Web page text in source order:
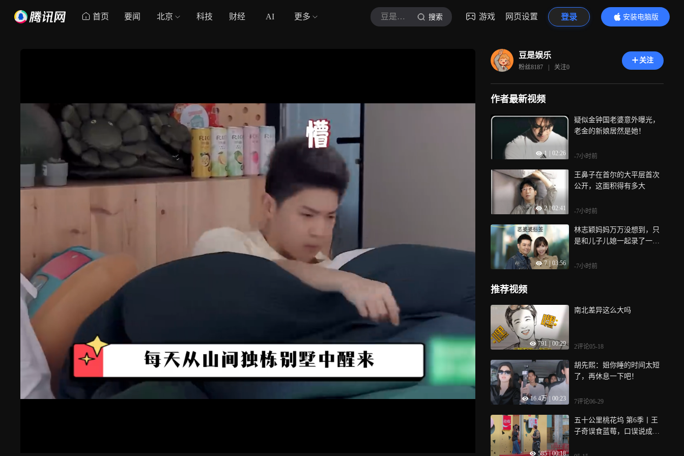
首页 要闻 北京 科技 财经 AI 更多 豆是娱乐 搜索 游戏 网页设置 登录
安装电脑版
内容更精彩
豆是娱乐
粉丝8187 | 关注0
关注
作者最新视频
1 02:26
疑似金钟国老婆意外曝光，
老金的新娘居然是她！
-7小时前
2 02:41
王鼻子在首尔的大平层首次
公开，这面积得有多大
-7小时前
7 03:56
林志颖妈妈万万没想到，只
是和儿子儿媳一起录了一档
签
-7小时前
推荐视频
791 00:29
南北差异这么大吗
2评论05-18
16.4万 00:23
胡先熙：姐你睡的时间太短
了，再休息一下吧！
7评论06-29
585 | 00:18
五十公里桃花坞 第6季丨王
子奇误食蓝莓，口误说成吃